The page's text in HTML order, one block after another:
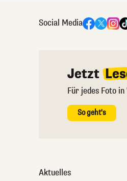
Social Media
Jetzt
Für jedes Foto
So geht's
Aktuelles